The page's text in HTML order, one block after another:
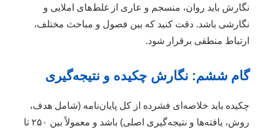
نگارش باید روان، منسجم و عاری از غلط‌های املایی و
نگارشی باشد. دقت کنید که بین فصول و مباحث مختلف،
ارتباط منطقی برقرار شود.
گام ششم: نگارش چکیده و نتیجه‌گیری
چکیده باید خلاصه‌ای فشرده از کل پایان‌نامه (شامل هدف،
روش، یافته‌ها و نتیجه‌گیری اصلی) باشد و معمولاً بین ۲۵۰ تا